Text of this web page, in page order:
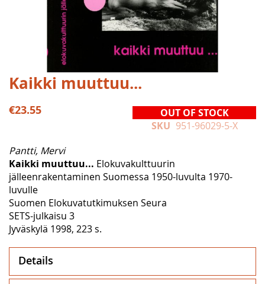
Skip
to
the
beginning
images
gallery
Kaikki muuttuu...
€23.55
OUT OF STOCK
SKU 951-96029-5-X
Pantti, Mervi
Kaikki muuttuu... Elokuvakulttuurin
jälleenrakentaminen Suomessa 1950-luvulta 1970-
luvulle
Suomen Elokuvatutkimuksen Seura
SETS-julkaisu 3
Jyväskylä 1998, 223 s.
Details